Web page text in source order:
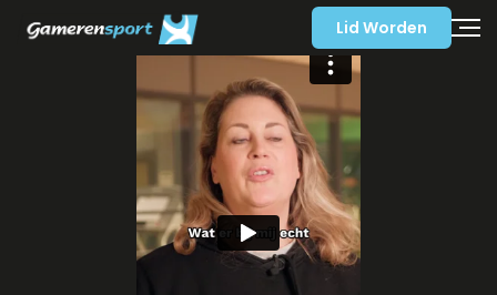
Lid Worden